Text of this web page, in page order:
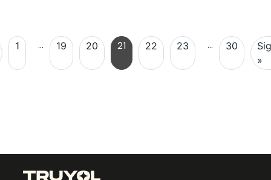
1 … 19 20 21 22 23 … 30
»